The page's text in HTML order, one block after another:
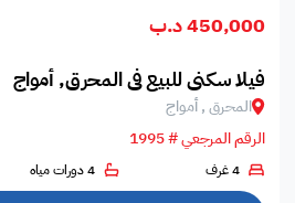
450,000 د.ب
فيلا سكني للبيع في المحرق, أمواج
المحرق , أمواج
الرقم المرجعي # 1995
4 غرف 4 دورات مياه